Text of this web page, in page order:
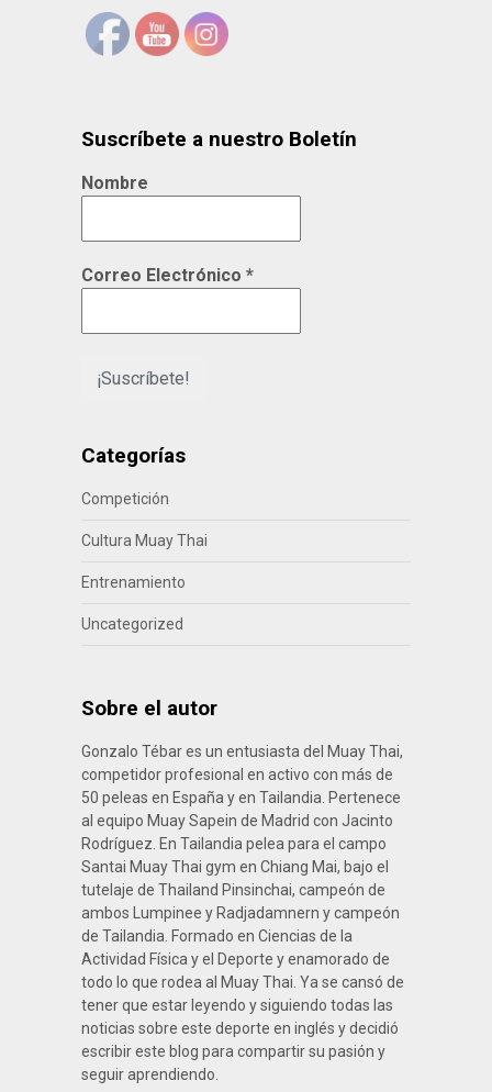
Suscríbete a nuestro Boletín
Nombre
Correo Electrónico *
Categorías
Competición
Cultura Muay Thai
Entrenamiento
Uncategorized
Sobre el autor
Gonzalo Tébar es un entusiasta del Muay Thai,
competidor profesional en activo con más de
50 peleas en España y en Tailandia. Pertenece
al equipo Muay Sapein de Madrid con Jacinto
Rodríguez. En Tailandia pelea para el campo
Santai Muay Thai gym en Chiang Mai, bajo el
tutelaje de Thailand Pinsinchai, campeón de
ambos Lumpinee y Radjadamnern y campeón
de Tailandia. Formado en Ciencias de la
Actividad Física y el Deporte y enamorado de
todo lo que rodea al Muay Thai. Ya se cansó de
tener que estar leyendo y siguiendo todas las
noticias sobre este deporte en inglés y decidió
escribir este blog para compartir su pasión y
seguir aprendiendo.